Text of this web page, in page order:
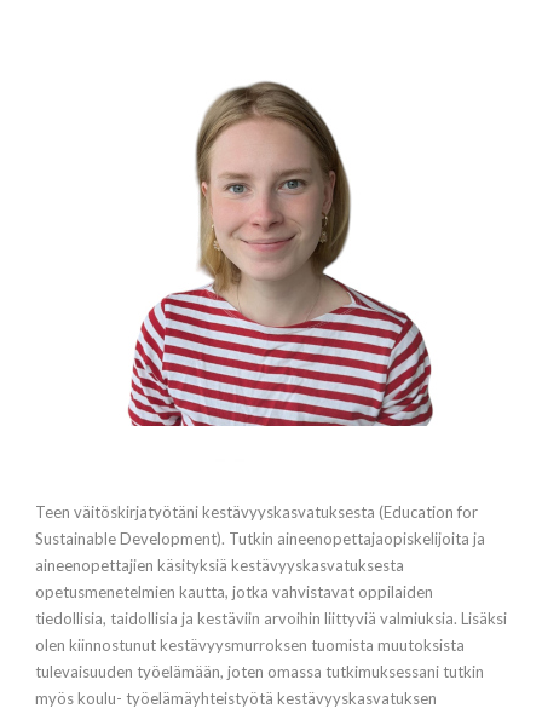
Teen väitöskirjatyötäni kestävyyskasvatuksesta (Education for
Sustainable Development). Tutkin aineenopettajaopiskelijoita ja
aineenopettajien käsityksiä kestävyyskasvatuksesta
opetusmenetelmien kautta, jotka vahvistavat oppilaiden
tiedollisia, taidollisia ja kestäviin arvoihin liittyviä valmiuksia. Lisäksi
olen kiinnostunut kestävyysmurroksen tuomista muutoksista
tulevaisuuden työelämään, joten omassa tutkimuksessani tutkin
myös koulu- työelämäyhteistyötä kestävyyskasvatuksen